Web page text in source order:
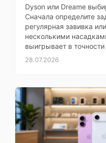
Сила
всасывания
База
самоочистки
Влажная уборка
Dyson или Dreame
Сначала определите
регулярная завивка
несколькими
выигрывает в
28.07.2026